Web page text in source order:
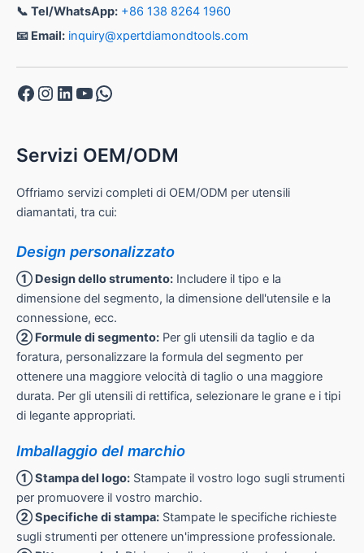
📞 Tel/WhatsApp: +86 138 8264 1960
📧 Email: inquiry@xpertdiamondtools.com
Facebook
Instagram
LinkedIn
YouTube
WhatsApp
Servizi OEM/ODM
Offriamo servizi completi di OEM/ODM per utensili
diamantati, tra cui:
Design personalizzato
① Design dello strumento: Includere il tipo e la
dimensione del segmento, la dimensione dell'utensile e la
connessione, ecc.
② Formule di segmento: Per gli utensili da taglio e da
foratura, personalizzare la formula del segmento per
ottenere una maggiore velocità di taglio o una maggiore
durata. Per gli utensili di rettifica, selezionare le grane e i tipi
di legante appropriati.
Imballaggio del marchio
① Stampa del logo: Stampate il vostro logo sugli strumenti
per promuovere il vostro marchio.
② Specifiche di stampa: Stampate le specifiche richieste
sugli strumenti per ottenere un'impressione professionale.